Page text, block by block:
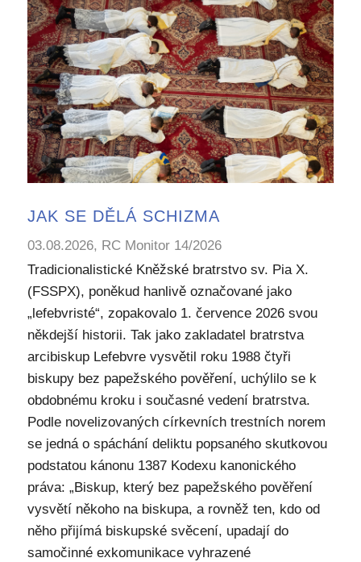
JAK SE DĚLÁ SCHIZMA
03.08.2026, RC Monitor 14/2026
Tradicionalistické Kněžské bratrstvo sv. Pia X.
(FSSPX), poněkud hanlivě označované jako
„lefebvristé“, zopakovalo 1. července 2026 svou
někdejší historii. Tak jako zakladatel bratrstva
arcibiskup Lefebvre vysvětil roku 1988 čtyři
biskupy bez papežského pověření, uchýlilo se k
obdobnému kroku i současné vedení bratrstva.
Podle novelizovaných církevních trestních norem
se jedná o spáchání deliktu popsaného skutkovou
podstatou kánonu 1387 Kodexu kanonického
práva: „Biskup, který bez papežského pověření
vysvětí někoho na biskupa, a rovněž ten, kdo od
něho přijímá biskupské svěcení, upadají do
samočinné exkomunikace vyhrazené